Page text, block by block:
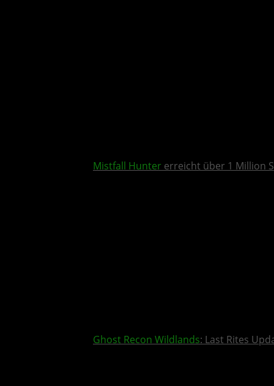
Mistfall Hunter erreicht über 1 Million
Ghost Recon Wildlands: Last Rites